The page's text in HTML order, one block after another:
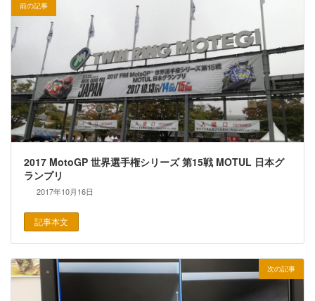
前の記事
2017 MotoGP 世界選手権シリーズ 第15戦 MOTUL 日本グ
ランプリ
2017年10月16日
記事本文
次の記事